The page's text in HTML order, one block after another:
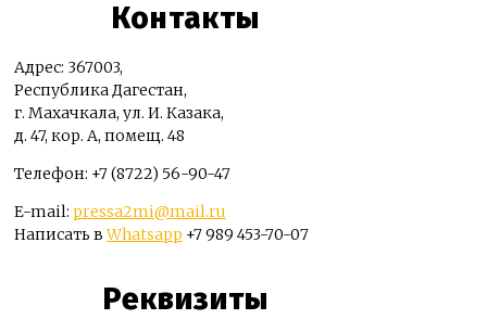
Контакты
Адрес: 367003,
Республика Дагестан,
г. Махачкала, ул. И. Казака,
д. 47, кор. А, помещ. 48
Телефон: +7 (8722) 56-90-47
E-mail: pressa2mi@mail.ru
Написать вWhatsapp +7 989 453-70-07
Реквизиты